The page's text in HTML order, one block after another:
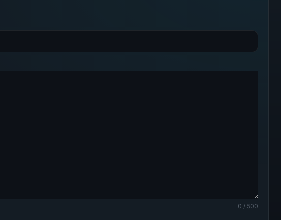
0 / 500